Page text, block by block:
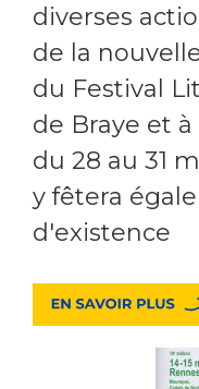
diverses
de la
du Festival
de Braye et
du 28 au 31
y fêtera
d'existence